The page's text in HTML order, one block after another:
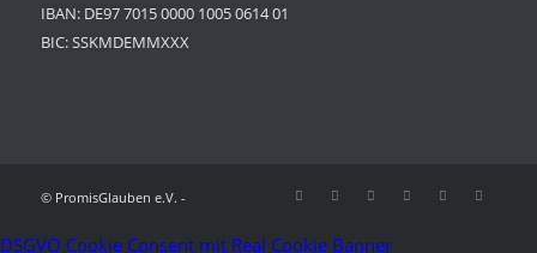
IBAN: DE97 7015 0000 1005 0614 01
BIC: SSKMDEMMXXX
© PromisGlauben e.V. -
DSGVO Cookie Consent mit Real Cookie Banner